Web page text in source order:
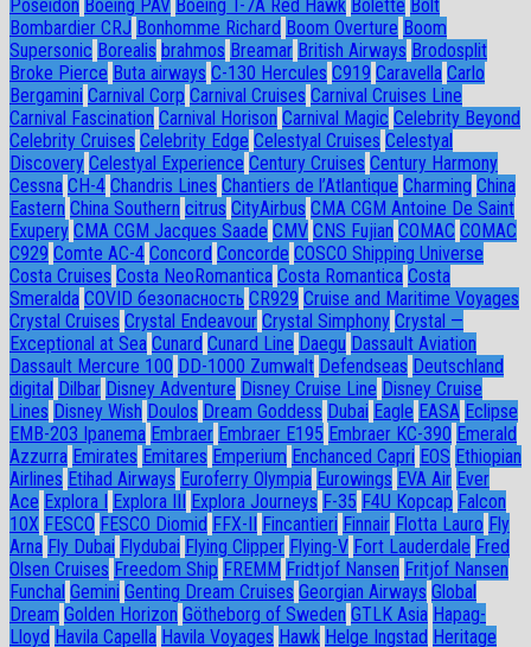
Poseidon Boeing PAV Boeing T-7A Red Hawk Bolette Bolt
Bombardier CRJ Bonhomme Richard Boom Overture Boom
Supersonic Borealis brahmos Breamar British Airways Brodosplit
Broke Pierce Buta airways C-130 Hercules C919 Caravella Carlo
Bergamini Carnival Corp Carnival Cruises Carnival Cruises Line
Carnival Fascination Carnival Horison Carnival Magic Celebrity Beyond
Celebrity Cruises Celebrity Edge Celestyal Cruises Celestyal
Discovery Celestyal Experience Century Cruises Century Harmony
Cessna CH-4 Chandris Lines Chantiers de l’Atlantique Charming China
Eastern China Southern citrus CityAirbus CMA CGM Antoine De Saint
Exupery CMA CGM Jacques Saade CMV CNS Fujian COMAC COMAC
C929 Comte AC-4 Concord Concorde COSCO Shipping Universe
Costa Cruises Costa NeoRomantica Costa Romantica Costa
Smeralda COVID безопасность CR929 Cruise and Maritime Voyages
Crystal Cruises Crystal Endeavour Crystal Simphony Crystal —
Exceptional at Sea Cunard Cunard Line Daegu Dassault Aviation
Dassault Mercure 100 DD-1000 Zumwalt Defendseas Deutschland
digital Dilbar Disney Adventure Disney Cruise Line Disney Cruise
Lines Disney Wish Doulos Dream Goddess Dubai Eagle EASA Eclipse
EMB-203 Ipanema Embraer Embraer E195 Embraer KC-390 Emerald
Azzurra Emirates Emitares Emperium Enchanced Capri EOS Ethiopian
Airlines Etihad Airways Euroferry Olympia Eurowings EVA Air Ever
Ace Explora I Explora III Explora Journeys F-35 F4U Корсар Falcon
10X FESCO FESCO Diomid FFX-II Fincantieri Finnair Flotta Lauro Fly
Arna Fly Dubai Flydubai Flying Clipper Flying-V Fort Lauderdale Fred
Olsen Cruises Freedom Ship FREMM Fridtjof Nansen Fritjof Nansen
Funchal Gemini Genting Dream Cruises Georgian Airways Global
Dream Golden Horizon Götheborg of Sweden GTLK Asia Hapag-
Lloyd Havila Capella Havila Voyages Hawk Helge Ingstad Heritage